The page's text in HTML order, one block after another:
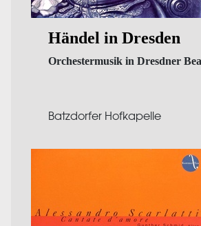
Händel in Dresden
Orchestermusik in Dresdner
Batzdorfer Hofkapelle